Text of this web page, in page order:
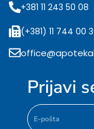
+381 11 243 50 08
(+381) 11 744 00
Prijavi